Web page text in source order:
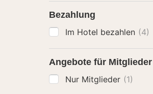
Bezahlung
Im Hotel bezahlen (4)
Angebote für Mitglieder
Nur Mitglieder (1)